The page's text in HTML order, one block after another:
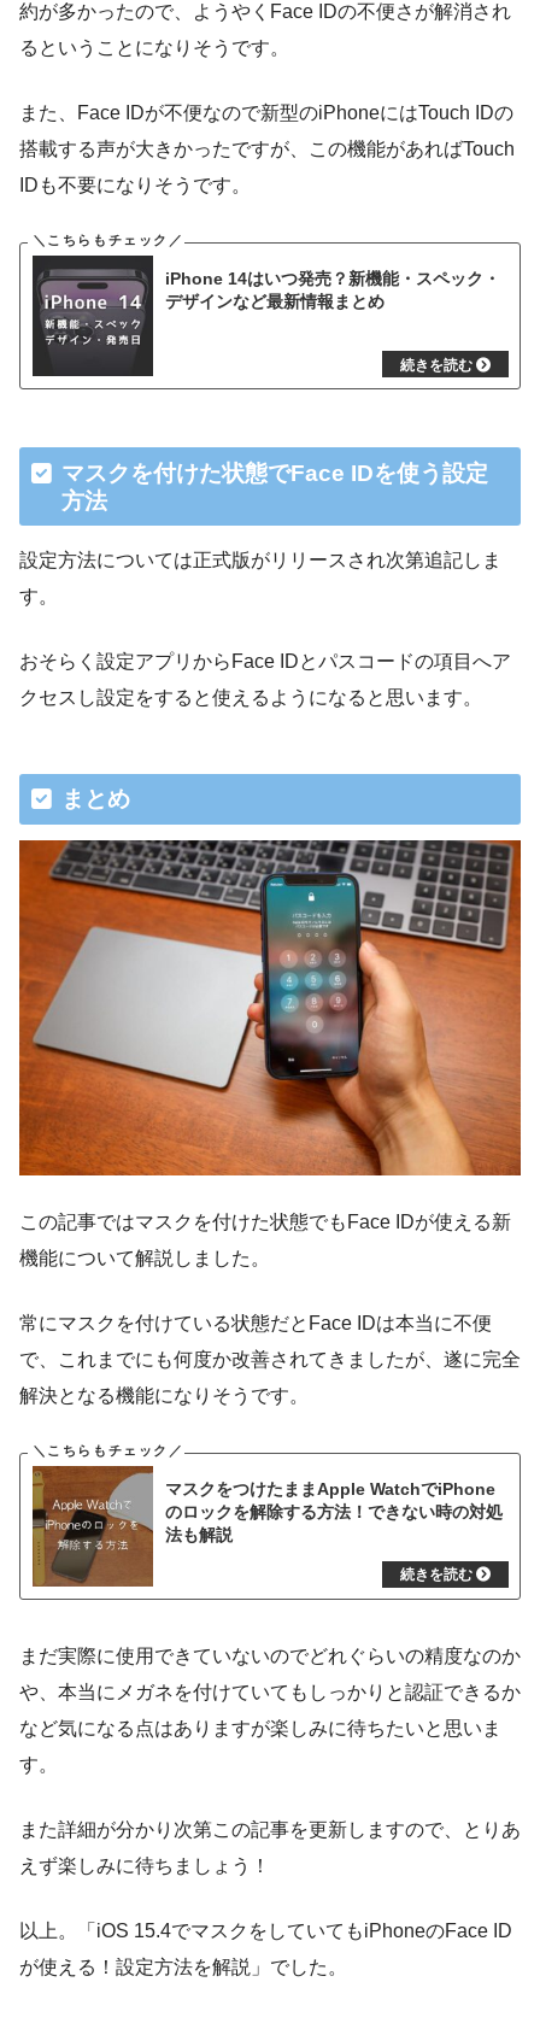
約が多かったので、ようやくFace IDの不便さが解消され
るということになりそうです。
また、Face IDが不便なので新型のiPhoneにはTouch IDの
搭載する声が大きかったですが、この機能があればTouch
IDも不要になりそうです。
iPhone 14はいつ発売？新機能・スペック・
デザインなど最新情報まとめ
マスクを付けた状態でFace IDを使う設定
方法
設定方法については正式版がリリースされ次第追記しま
す。
おそらく設定アプリからFace IDとパスコードの項目へア
クセスし設定をすると使えるようになると思います。
まとめ
この記事ではマスクを付けた状態でもFace IDが使える新
機能について解説しました。
常にマスクを付けている状態だとFace IDは本当に不便
で、これまでにも何度か改善されてきましたが、遂に完全
解決となる機能になりそうです。
マスクをつけたままApple WatchでiPhone
のロックを解除する方法！できない時の対処
法も解説
まだ実際に使用できていないのでどれぐらいの精度なのか
や、本当にメガネを付けていてもしっかりと認証できるか
など気になる点はありますが楽しみに待ちたいと思いま
す。
また詳細が分かり次第この記事を更新しますので、とりあ
えず楽しみに待ちましょう！
以上。「iOS 15.4でマスクをしていてもiPhoneのFace ID
が使える！設定方法を解説」でした。